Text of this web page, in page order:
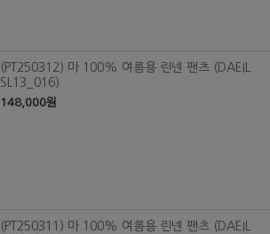
(PT250312) 마 100% 여름용 린넨 팬츠 (DAEIL
SL13_016)
148,000원
(PT250311) 마 100% 여름용 린넨 팬츠 (DAEIL